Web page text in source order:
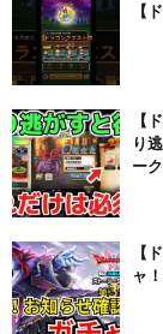
【
【
り
ーク
【
ャ